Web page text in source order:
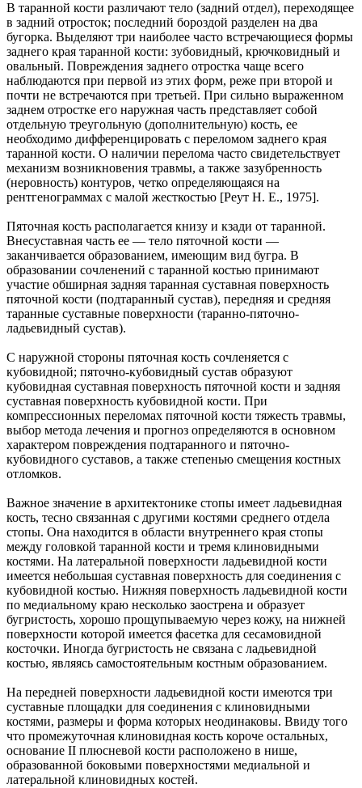
В таранной кости различают тело (задний отдел), переходящее
в задний отросток; последний бороздой разделен на два
бугорка. Выделяют три наиболее часто встречающиеся формы
заднего края таранной кости: зубовидный, крючковидный и
овальный. Повреждения заднего отростка чаще всего
наблюдаются при первой из этих форм, реже при второй и
почти не встречаются при третьей. При сильно выраженном
заднем отростке его наружная часть представляет собой
отдельную треугольную (дополнительную) кость, ее
необходимо дифференцировать с переломом заднего края
таранной кости. О наличии перелома часто свидетельствует
механизм возникновения травмы, а также зазубренность
(неровность) контуров, четко определяющаяся на
рентгенограммах с малой жесткостью [Реут Н. Е., 1975].
Пяточная кость располагается книзу и кзади от таранной.
Внесуставная часть ее — тело пяточной кости —
заканчивается образованием, имеющим вид бугра. В
образовании сочленений с таранной костью принимают
участие обширная задняя таранная суставная поверхность
пяточной кости (подтаранный сустав), передняя и средняя
таранные суставные поверхности (таранно-пяточно-
ладьевидный сустав).
С наружной стороны пяточная кость сочленяется с
кубовидной; пяточно-кубовидный сустав образуют
кубовидная суставная поверхность пяточной кости и задняя
суставная поверхность кубовидной кости. При
компрессионных переломах пяточной кости тяжесть травмы,
выбор метода лечения и прогноз определяются в основном
характером повреждения подтаранного и пяточно-
кубовидного суставов, а также степенью смещения костных
отломков.
Важное значение в архитектонике стопы имеет ладьевидная
кость, тесно связанная с другими костями среднего отдела
стопы. Она находится в области внутреннего края стопы
между головкой таранной кости и тремя клиновидными
костями. На латеральной поверхности ладьевидной кости
имеется небольшая суставная поверхность для соединения с
кубовидной костью. Нижняя поверхность ладьевидной кости
по медиальному краю несколько заострена и образует
бугристость, хорошо прощупываемую через кожу, на нижней
поверхности которой имеется фасетка для сесамовидной
косточки. Иногда бугристость не связана с ладьевидной
костью, являясь самостоятельным костным образованием.
На передней поверхности ладьевидной кости имеются три
суставные площадки для соединения с клиновидными
костями, размеры и форма которых неодинаковы. Ввиду того
что промежуточная клиновидная кость короче остальных,
основание II плюсневой кости расположено в нише,
образованной боковыми поверхностями медиальной и
латеральной клиновидных костей.